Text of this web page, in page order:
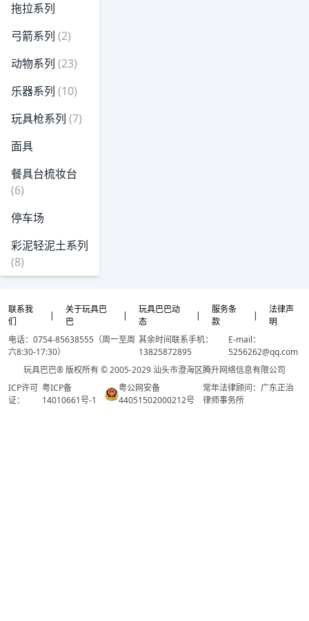
拖拉系列
弓箭系列 (2)
动物系列 (23)
乐器系列 (10)
玩具枪系列 (7)
面具
餐具台梳妆台
(6)
停车场
彩泥轻泥土系列
(8)
联系我
们
|
关于玩具巴
巴
|
玩具巴巴动
态
|
服务条
款
|
法律声
明
电话：0754-85638555（周一至周
六8:30-17:30）
其余时间联系手机：
13825872895
E-mail：
5256262@qq.com
玩具巴巴® 版权所有 © 2005-2029 汕头市澄海区腾升网络信息有限公司
ICP许可
证：
粤ICP备
14010661号-1
粤公网安备
44051502000212号
常年法律顾问：广东正治
律师事务所